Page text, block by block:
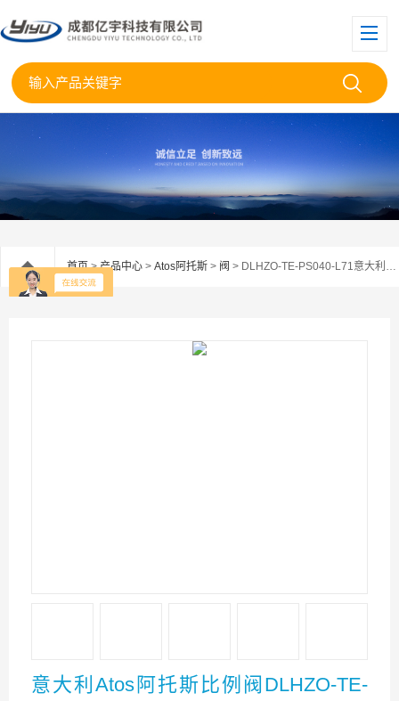
首页>产品中心 > Atos阿托斯 > 阀 > DLHZO-TE-PS040-L71意大利Atos阿托斯比例阀DLHZO-TE-PS040-L53
意大利Atos阿托斯比例阀DLHZO-TE-